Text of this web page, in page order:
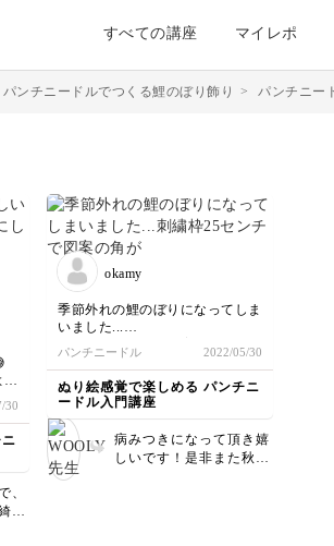
すべての講座 マイレポ
パンチニードルでつくる鯉のぼり飾り > パンチニー
う
イ
30
、
麗
okamy
季節外れの鯉のぼりになってしま
いました...
刺繍枠25センチで図案の角が入り
きらなかったので、サイズを少し
縮小しました。もふもふの感触い
いですね～
ってしまいました！
WOOLY先生 ありがとうございま
す♡
パンチニードル 2022/05/30
ぬり絵感覚で楽しめる パンチニ
ードル入門講座
病みつきになって頂き嬉
しいです！是非また秋冬